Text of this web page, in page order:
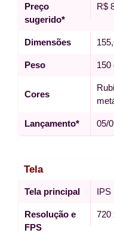
Preço
sugerido*
R$
Dimensões
Peso 150
Cores
Lançamento* 05/
Tela
Tela principal IPS
Resolução e
FPS
720